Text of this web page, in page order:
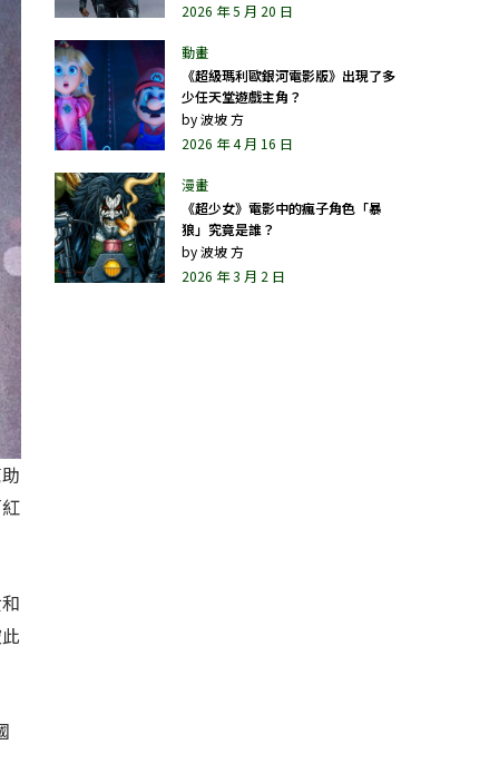
2026 年 5 月 20 日
《超級瑪利歐銀河電影版》出現了多
少任天堂遊戲主角？
by波坡 方
2026 年 4 月 16 日
《超少女》電影中的瘋子角色「暴
狼」究竟是誰？
by波坡 方
2026 年 3 月 2 日